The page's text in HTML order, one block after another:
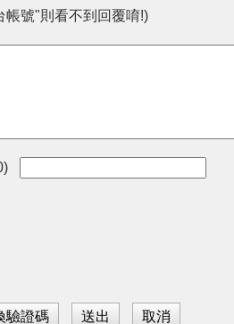
帳號"則看不到回覆唷!)